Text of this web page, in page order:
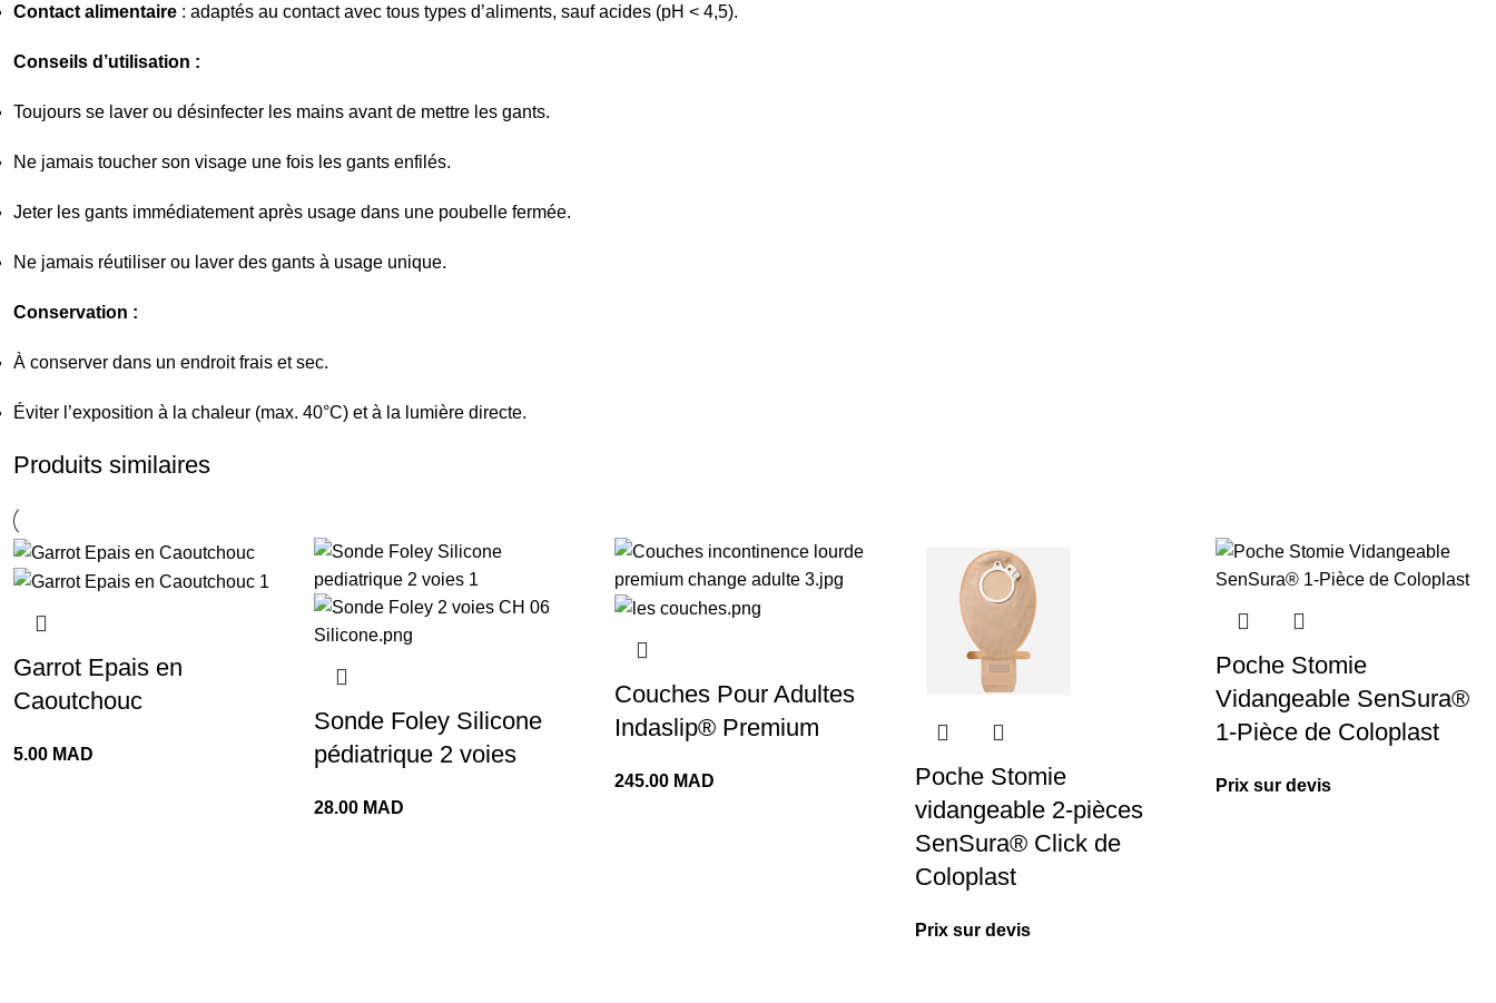
Contact alimentaire : adaptés au contact avec tous types d’aliments, sauf acides (pH < 4,5).
Conseils d’utilisation :
Toujours se laver ou désinfecter les mains avant de mettre les gants.
Ne jamais toucher son visage une fois les gants enfilés.
Jeter les gants immédiatement après usage dans une poubelle fermée.
Ne jamais réutiliser ou laver des gants à usage unique.
Conservation :
À conserver dans un endroit frais et sec.
Éviter l’exposition à la chaleur (max. 40°C) et à la lumière directe.
Produits similaires
Garrot Epais en
Caoutchouc
5.00 MAD
Sonde Foley Silicone
pédiatrique 2 voies
28.00 MAD
Couches Pour Adultes
Indaslip® Premium
245.00 MAD
Poche Stomie
vidangeable 2-pièces
SenSura® Click de
Coloplast
Prix sur devis
Poche Stomie
Vidangeable SenSura®
1-Pièce de Coloplast
Prix sur devis